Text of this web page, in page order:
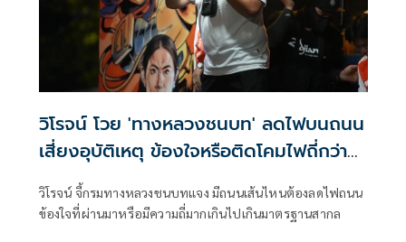
วิโรจน์ โวย 'ทางหลวงชนบท' ลดไฟบนถนน
เสี่ยงอุบัติเหตุ ข้องใจหรือติดโคมไฟถี่กว่า
มาตรฐานสากล
วิโรจน์ จี้กรมทางหลวงชนบทแจง มีถนนเส้นไหนต้องลดไฟถนน
ข้องใจที่ผ่านมาหรือมีความถี่มากเกินไปเกินมาตรฐานสากล